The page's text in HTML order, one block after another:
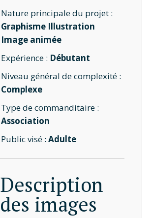
Nature principale du projet :
Graphisme Illustration
Image animée
Expérience : Débutant
Niveau général de complexité :
Complexe
Type de commanditaire :
Association
Public visé :Adulte
Description
des images